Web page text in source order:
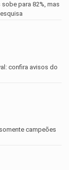
para 82%, mas
confira avisos do
campeões